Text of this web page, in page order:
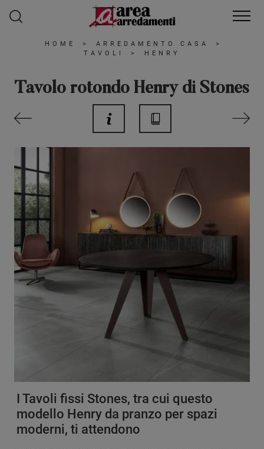
HOME > ARREDAMENTO CASA
>
TAVOLI
> HENRY
Tavolo rotondo Henry di Stones
I Tavoli fissi Stones, tra cui questo
modello Henry da pranzo per spazi
moderni, ti attendono